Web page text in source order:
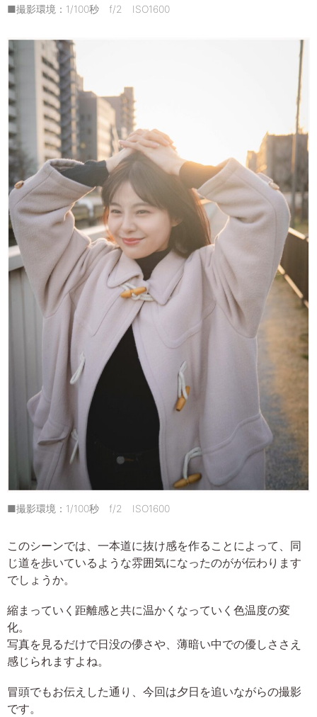
■撮影環境：1/100秒 f/2 ISO1600
■撮影環境：1/100秒 f/2 ISO1600
このシーンでは、一本道に抜け感を作ることによって、同
じ道を歩いているような雰囲気になったのがが伝わります
でしょうか。
縮まっていく距離感と共に温かくなっていく色温度の変
化。
写真を見るだけで日没の儚さや、薄暗い中での優しささえ
感じられますよね。
冒頭でもお伝えした通り、今回は夕日を追いながらの撮影
です。